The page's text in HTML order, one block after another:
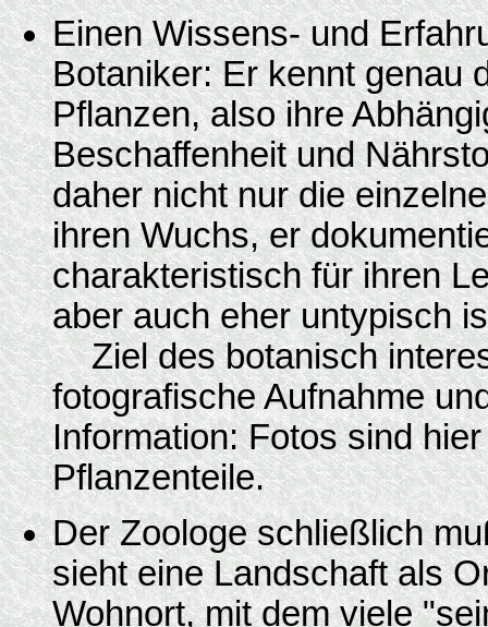
Einen Wissens- und
Botaniker: Er kennt genau
Pflanzen, also ihre
Beschaffenheit und
daher nicht nur die
ihren Wuchs, er
charakteristisch für ihren
aber auch eher untypisch
Ziel des botanisch
fotografische Aufnahme
Information: Fotos sind
Pflanzenteile.
Der Zoologe schließlich
sieht eine Landschaft als
Wohnort, mit dem viele